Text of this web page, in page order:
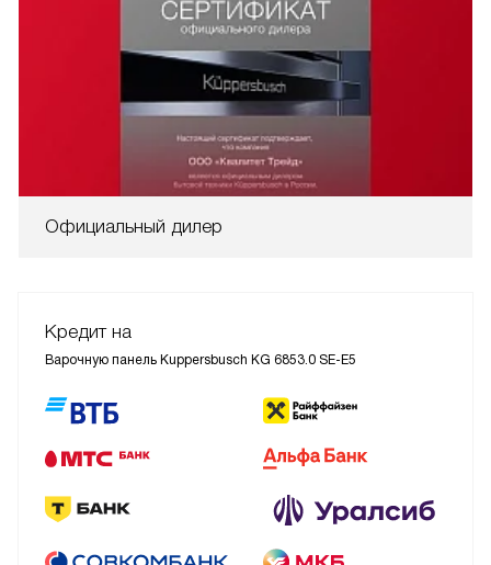
Официальный дилер
Кредит на
Варочную панель Kuppersbusch KG 6853.0 SE-E5